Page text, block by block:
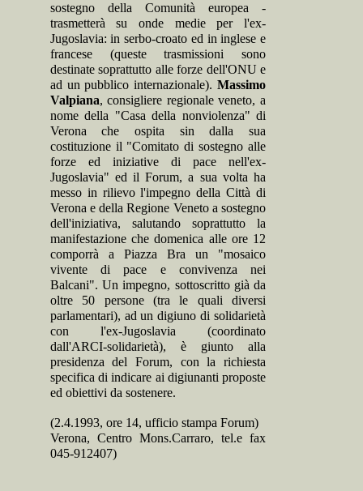
sostegno della Comunità europea -
trasmetterà su onde medie per l'ex-
Jugoslavia: in serbo-croato ed in inglese e
francese (queste trasmissioni sono
destinate soprattutto alle forze dell'ONU e
ad un pubblico internazionale). Massimo
Valpiana, consigliere regionale veneto, a
nome della "Casa della nonviolenza" di
Verona che ospita sin dalla sua
costituzione il "Comitato di sostegno alle
forze ed iniziative di pace nell'ex-
Jugoslavia" ed il Forum, a sua volta ha
messo in rilievo l'impegno della Città di
Verona e della Regione Veneto a sostegno
dell'iniziativa, salutando soprattutto la
manifestazione che domenica alle ore 12
comporrà a Piazza Bra un "mosaico
vivente di pace e convivenza nei
Balcani". Un impegno, sottoscritto già da
oltre 50 persone (tra le quali diversi
parlamentari), ad un digiuno di solidarietà
con l'ex-Jugoslavia (coordinato
dall'ARCI-solidarietà), è giunto alla
presidenza del Forum, con la richiesta
specifica di indicare ai digiunanti proposte
ed obiettivi da sostenere.
(2.4.1993, ore 14, ufficio stampa Forum)
Verona, Centro Mons.Carraro, tel.e fax
045-912407)